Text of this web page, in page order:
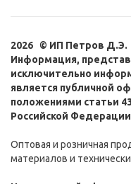
2026 © ИП Петров Д.Э.
Информация,
исключительно
является публичной
положениями статьи
Российской
Оптовая и розничная
материалов и